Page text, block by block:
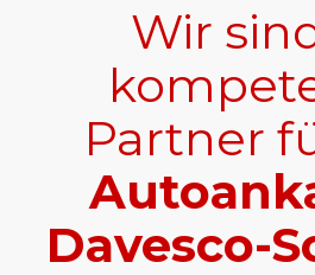
Wir
Partner
Davesco-